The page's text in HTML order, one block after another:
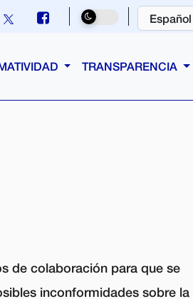
TRANSPARENCIA
de colaboración para que se
inconformidades sobre la